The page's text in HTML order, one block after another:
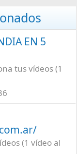
EN 5
tus vídeos (1
(1 vídeo al